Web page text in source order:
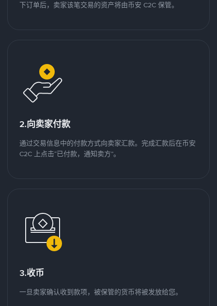
下订单后，卖家该笔交易的资产将由币安 C2C 保管。
2.向卖家付款
通过交易信息中的付款方式向卖家汇款。完成汇款后在币安
C2C 上点击“已付款，通知卖方”。
3.收币
一旦卖家确认收到款项，被保管的货币将被发放给您。